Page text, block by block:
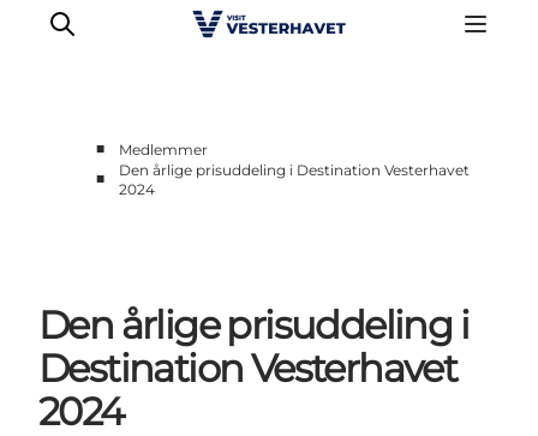
Erhverv
Medlemskab
Nyheder
Om os
■
Medlemmer
■
Den årlige prisuddeling i Destination Vesterhavet
2024
Den årlige prisuddeling i
Destination Vesterhavet
2024